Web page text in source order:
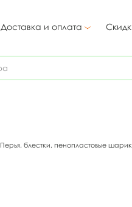
Доставка и оплата
Перья, блестки, пенопластовые